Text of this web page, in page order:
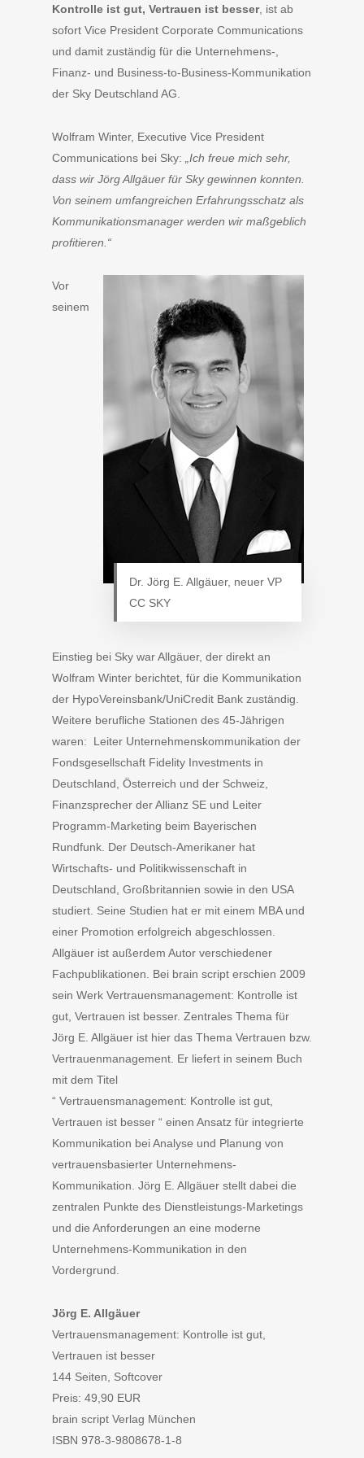
Kontrolle ist gut, Vertrauen ist besser, ist ab
sofort Vice President Corporate Communications
und damit zuständig für die Unternehmens-,
Finanz- und Business-to-Business-Kommunikation
der Sky Deutschland AG.
Wolfram Winter, Executive Vice President
Communications bei Sky:
„Ich freue mich sehr,
dass wir Jörg Allgäuer für Sky gewinnen konnten.
Von seinem umfangreichen Erfahrungsschatz als
Kommunikationsmanager werden wir maßgeblich
profitieren.“
Dr. Jörg E. Allgäuer, neuer VP
CC SKY
Vor
seinem
Einstieg bei Sky war Allgäuer, der direkt an
Wolfram Winter berichtet, für die Kommunikation
der HypoVereinsbank/UniCredit Bank zuständig.
Weitere berufliche Stationen des 45-Jährigen
waren: Leiter Unternehmenskommunikation der
Fondsgesellschaft Fidelity Investments in
Deutschland, Österreich und der Schweiz,
Finanzsprecher der Allianz SE und Leiter
Programm-Marketing beim Bayerischen
Rundfunk. Der Deutsch-Amerikaner hat
Wirtschafts- und Politikwissenschaft in
Deutschland, Großbritannien sowie in den USA
studiert. Seine Studien hat er mit einem MBA und
einer Promotion erfolgreich abgeschlossen.
Allgäuer ist außerdem Autor verschiedener
Fachpublikationen. Bei brain script erschien 2009
sein Werk Vertrauensmanagement: Kontrolle ist
gut, Vertrauen ist besser. Zentrales Thema für
Jörg E. Allgäuer ist hier das Thema Vertrauen bzw.
Vertrauenmanagement. Er liefert in seinem Buch
mit dem Titel
“ Vertrauensmanagement: Kontrolle ist gut,
Vertrauen ist besser “ einen Ansatz für integrierte
Kommunikation bei Analyse und Planung von
vertrauensbasierter Unternehmens-
Kommunikation. Jörg E. Allgäuer stellt dabei die
zentralen Punkte des Dienstleistungs-Marketings
und die Anforderungen an eine moderne
Unternehmens-Kommunikation in den
Vordergrund.
Jörg E. Allgäuer
Vertrauensmanagement: Kontrolle ist gut,
Vertrauen ist besser
144 Seiten, Softcover
Preis: 49,90 EUR
brain script Verlag München
ISBN 978-3-9808678-1-8